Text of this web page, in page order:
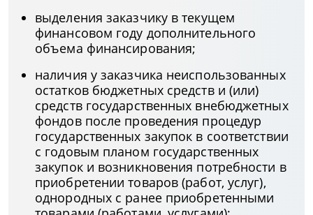
выделения заказчику в текущем
финансовом году дополнительного
объема финансирования;
наличия у заказчика неиспользованных
остатков бюджетных средств и (или)
средств государственных внебюджетных
фондов после проведения процедур
государственных закупок в соответствии
с годовым планом государственных
закупок и возникновения потребности в
приобретении товаров (работ, услуг),
однородных с ранее приобретенными